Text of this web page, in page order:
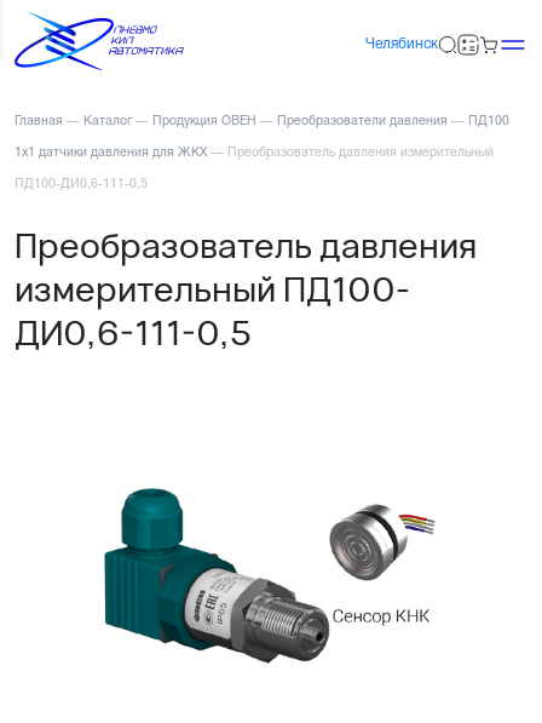
Челябинск
Главная — Каталог — Продукция ОВЕН — Преобразователи давления — ПД100
1х1 датчики давления для ЖКХ — Преобразователь давления измерительный
ПД100-ДИ0,6-111-0,5
Преобразователь давления
измерительный ПД100-
ДИ0,6-111-0,5